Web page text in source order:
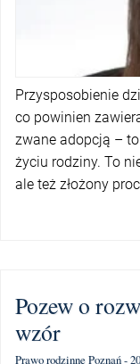
Przysposobienie
co powinien
zwane adopcją –
życiu rodziny. To
ale też złożony
Pozew o
wzór
Prawo rodzinne Poznań -